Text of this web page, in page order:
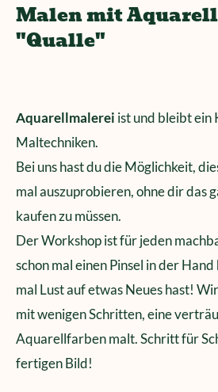
Malen mit
"Qualle"
Aquarellmalerei ist und bleibt ein
Maltechniken.
Bei uns hast du die Möglichkeit,
mal auszuprobieren, ohne dir das
kaufen zu müssen.
Der Workshop ist für jeden
schon mal einen Pinsel in der
mal Lust auf etwas Neues hast!
mit wenigen Schritten, eine
Aquarellfarben malt. Schritt für
fertigen Bild!